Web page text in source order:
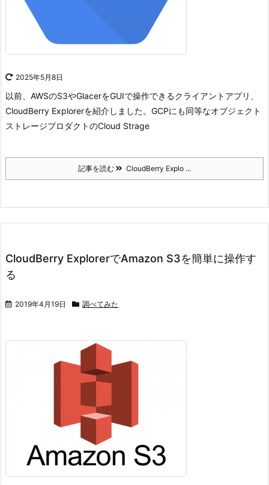
2025年5月8日
以前、AWSのS3やGlacerをGUIで操作できるクライアントアプリ、
CloudBerry Explorerを紹介しました。 GCPにも同等なオブジェクト
ストレージプロダクトのCloud Strage
記事を読む CloudBerry Explo ...
CloudBerry ExplorerでAmazon S3を簡単に操作す
る
2019年4月19日 調べてみた